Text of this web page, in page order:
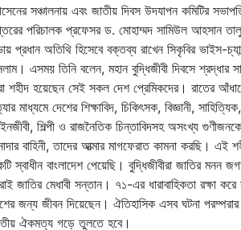
সঞ্চালনায় এবং জাতীয় দিবস উদযাপন কমিটির
পরিচালক প্রফেসর ড. মোহাম্মদ সামিউল আহসান
প্রধান অতিথি হিসেবে বক্তব্য রাখেন সিকৃবির ভাইস-
এসময় তিনি বলেন, মহান বুদ্ধিজীবী দিবসে শ্রদ্ধার
শহীদ হয়েছেন সেই সকল দেশ প্রেমিকদের। রাতের
মাধ্যমে দেশের শিক্ষাবিদ, চিকিৎসক, বিজ্ঞানী,
শিল্পী ও রাজনৈতিক চিন্তাবিদসহ অসংখ্য
বাহিনী, তাদের আত্মার মাগফেরাত কামনা করছি। এই
স্বাধীন বাংলাদেশ পেয়েছি। বুদ্ধিজীবীরা জাতির মনন
জাতির মেধাবী সন্তান। ৭১-এর ধারাবাহিকতা রক্ষা
জন্য জীবন দিয়েছেন। ঐতিহাসিক এসব ঘটনা
ঐকমত্য গড়ে তুলতে হবে।